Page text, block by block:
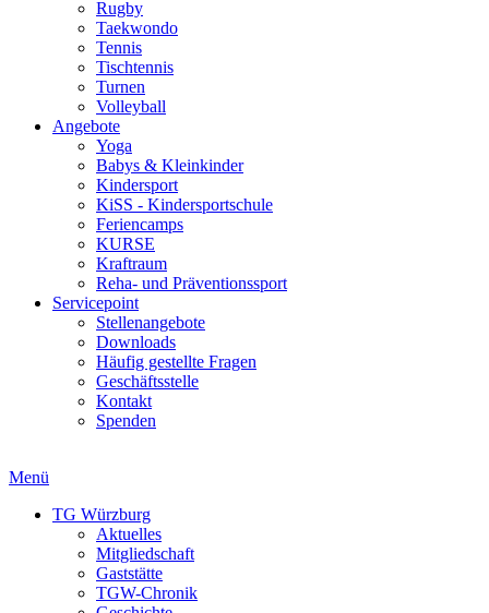
Rugby
Taekwondo
Tennis
Tischtennis
Turnen
Volleyball
Angebote
Yoga
Babys & Kleinkinder
Kindersport
KiSS - Kindersportschule
Feriencamps
KURSE
Kraftraum
Reha- und Präventionssport
Servicepoint
Stellenangebote
Downloads
Häufig gestellte Fragen
Geschäftsstelle
Kontakt
Spenden
Menü
TG Würzburg
Aktuelles
Mitgliedschaft
Gaststätte
TGW-Chronik